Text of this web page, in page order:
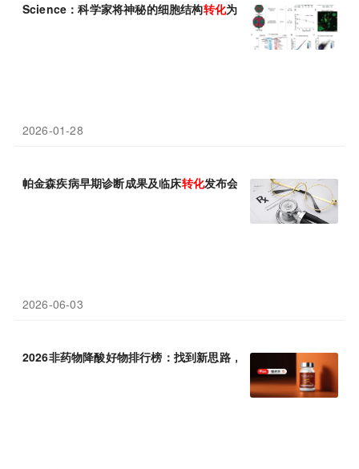
Science：科学家将神秘的细胞结构转化为记录RNA活动的设备
2026-01-28
帕金森疾病早期诊断成果及临床转化发布会暨SST001临床启动会
2026-06-03
2026非药物降酸好物排行榜：找到新思路，把负担转化为可执行